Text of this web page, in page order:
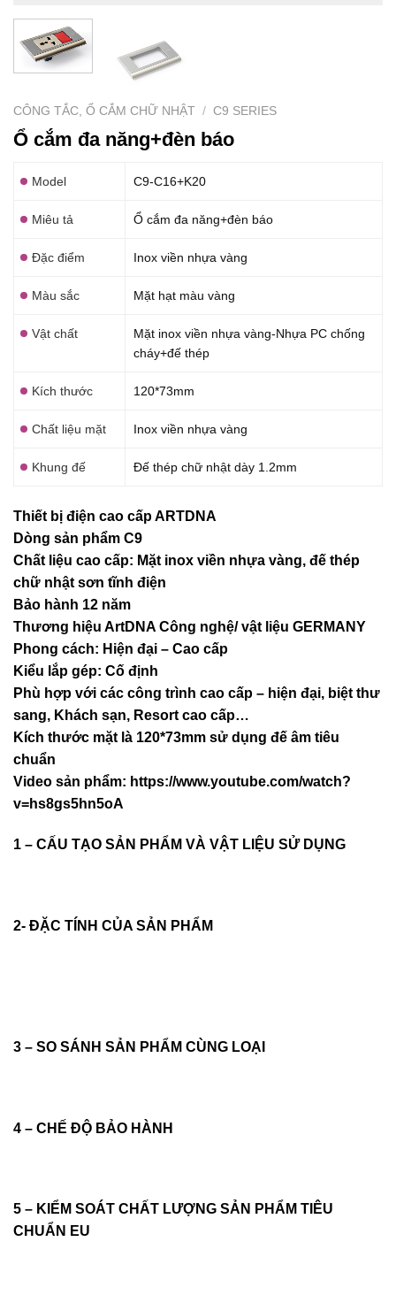
CÔNG TẮC, Ổ CẮM CHỮ NHẬT / C9 SERIES
Ổ cắm đa năng+đèn báo
Model C9-C16+K20
Miêu tả Ổ cắm đa năng+đèn báo
Đặc điểm Inox viền nhựa vàng
Màu sắc Mặt hạt màu vàng
Vật chất
Mặt inox viền nhựa vàng-Nhựa PC chống
cháy+đế thép
Kích thước 120*73mm
Chất liệu mặt Inox viền nhựa vàng
Khung đế Đế thép chữ nhật dày 1.2mm
Thiết bị điện cao cấp ARTDNA
Dòng sản phẩm C9
Chất liệu cao cấp: Mặt inox viền nhựa vàng, đế thép
chữ nhật sơn tĩnh điện
Bảo hành 12 năm
Thương hiệu ArtDNA Công nghệ/ vật liệu GERMANY
Phong cách: Hiện đại – Cao cấp
Kiểu lắp gép: Cố định
Phù hợp với các công trình cao cấp – hiện đại, biệt thư
sang, Khách sạn, Resort cao cấp…
Kích thước mặt là 120*73mm sử dụng đế âm tiêu
chuẩn
Video sản phẩm: https://www.youtube.com/watch?
v=hs8gs5hn5oA
1 – CẤU TẠO SẢN PHẨM VÀ VẬT LIỆU SỬ DỤNG
2- ĐẶC TÍNH CỦA SẢN PHẨM
3 – SO SÁNH SẢN PHẨM CÙNG LOẠI
4 – CHẾ ĐỘ BẢO HÀNH
5 – KIỂM SOÁT CHẤT LƯỢNG SẢN PHẨM TIÊU
CHUẨN EU